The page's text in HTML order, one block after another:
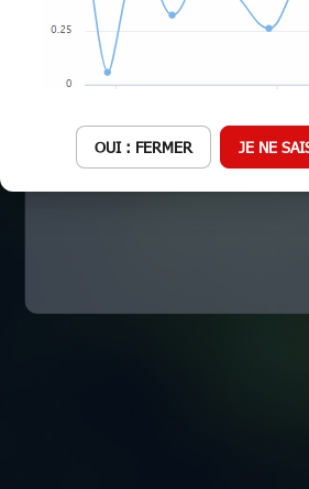
7/8/
16 : 27 :
OUI : FERMER JE NE